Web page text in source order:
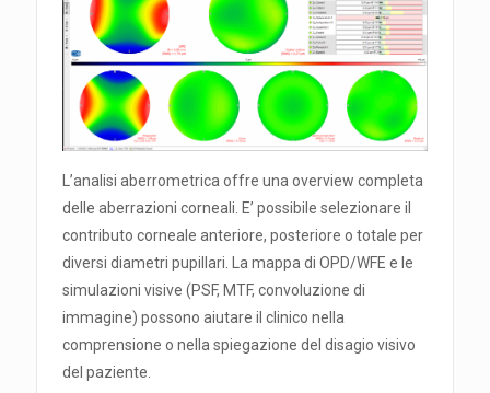
L’analisi aberrometrica offre una overview completa
delle aberrazioni corneali. E’ possibile selezionare il
contributo corneale anteriore, posteriore o totale per
diversi diametri pupillari. La mappa di OPD/WFE e le
simulazioni visive (PSF, MTF, convoluzione di
immagine) possono aiutare il clinico nella
comprensione o nella spiegazione del disagio visivo
del paziente.